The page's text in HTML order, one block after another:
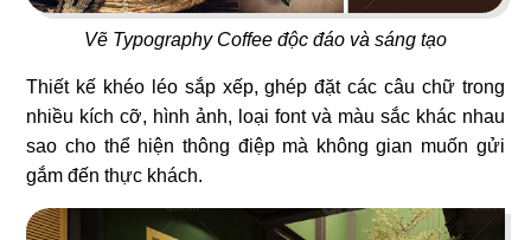
Vẽ Typography Coffee độc đáo và sáng tạo
Thiết kế khéo léo sắp xếp, ghép đặt các câu chữ trong
nhiều kích cỡ, hình ảnh, loại font và màu sắc khác nhau
sao cho thể hiện thông điệp mà không gian muốn gửi
gắm đến thực khách.
45
Nhà hàng Việt
46
Nhà hàng Ý